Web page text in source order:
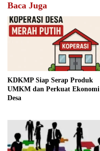
Baca Juga
KDKMP Siap Serap Produk
UMKM dan Perkuat Ekonomi
Desa